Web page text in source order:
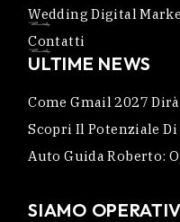
Wedding Digital
Contatti
ULTIME NEWS
Come Gmail 2027
Scopri Il Potenziale
Auto Guida Roberto:
SIAMO